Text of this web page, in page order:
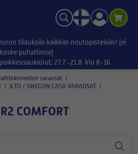
tilauksiin kaikkiin noutopisteisiin! (ei
koske puhaltimia)
27.7.-21.8. klo 8-16
varaosat /
/ ILTO / SWEGON CASA VARAOSAT /
COMFORT